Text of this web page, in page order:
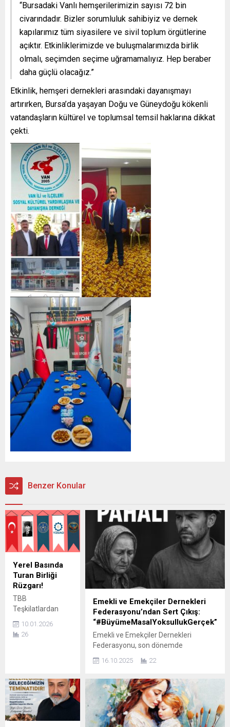
“Bursadaki Vanlı hemşerilerimizin sayısı 72 bin
civarındadır. Bizler sorumluluk sahibiyiz ve dernek
kapılarımız tüm siyasilere ve sivil toplum örgütlerine
açıktır. Etkinliklerimizde ve buluşmalarımızda birlik
olmalı, seçimden seçime uğramamalıyız. Hep beraber
daha güçlü olacağız.”
Etkinlik, hemşeri dernekleri arasındaki dayanışmayı
artırırken, Bursa’da yaşayan Doğu ve Güneydoğu kökenli
vatandaşların kültürel ve toplumsal temsil haklarına dikkat
çekti.
Benzer Konular
Yerel Basında
Turan Birliği
Rüzgarı!
TBB
Teşkilatlardan
Başkan Yardımcısı
Şener Taşören, 10
mesaj yayımladı.
Taşören, ilkesel
duruşla görev
yapan basın
çalışanlarının,
10.01.2026
26
Emekli ve Emekçiler Dernekleri
Federasyonu’ndan Sert Çıkış:
“#BüyümeMasalYoksullukGerçek”
Emekli ve Emekçiler Dernekleri
Federasyonu, son dönemde
büyüme” açıklamalarına karşı sert bir
Başkanı Gönül Boran Özüpak,
ekonomik verilerin halkın yaşadığı
gerçeklikle örtüşmediğini belirterek şu
ifadeleri kullandı: “Ekonomik büyüme
16.10.2025 22